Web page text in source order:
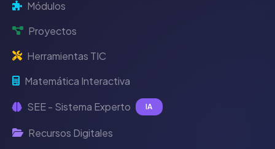
Módulos
Proyectos
Herramientas TIC
Matemática Interactiva
SEE - Sistema Experto IA
Recursos Digitales